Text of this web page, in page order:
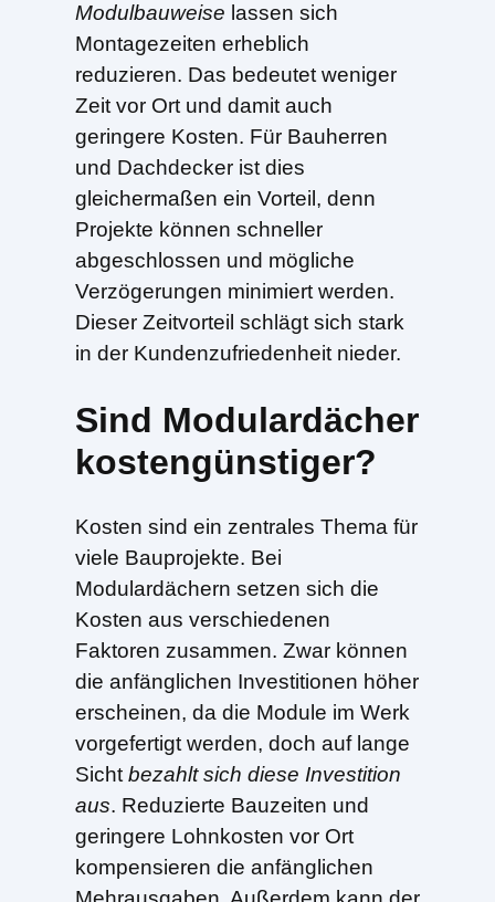
Modulbauweise lassen sich
Montagezeiten erheblich
reduzieren. Das bedeutet weniger
Zeit vor Ort und damit auch
geringere Kosten. Für Bauherren
und Dachdecker ist dies
gleichermaßen ein Vorteil, denn
Projekte können schneller
abgeschlossen und mögliche
Verzögerungen minimiert werden.
Dieser Zeitvorteil schlägt sich stark
in der Kundenzufriedenheit nieder.
Sind Modulardächer
kostengünstiger?
Kosten sind ein zentrales Thema für
viele Bauprojekte. Bei
Modulardächern setzen sich die
Kosten aus verschiedenen
Faktoren zusammen. Zwar können
die anfänglichen Investitionen höher
erscheinen, da die Module im Werk
vorgefertigt werden, doch auf lange
Sichtbezahlt sich diese Investition
aus. Reduzierte Bauzeiten und
geringere Lohnkosten vor Ort
kompensieren die anfänglichen